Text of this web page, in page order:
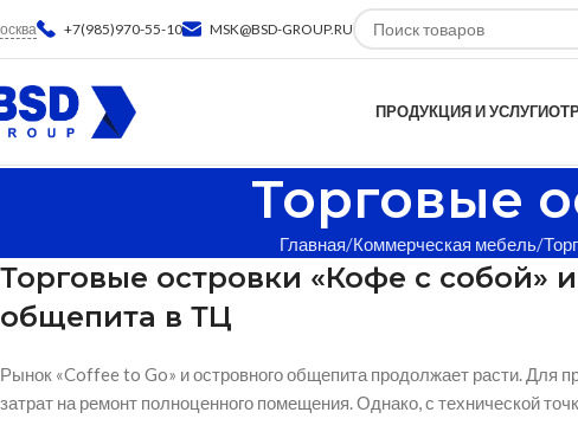
+7(985)970-55-10 MSK@BSD-GROUP.RU
ПРОДУКЦИЯ И УСЛУГИ
Торговые
Главная Коммерческая мебель
Торговые островки «Кофе с собой»
общепита в ТЦ
Рынок «Coffee to Go» и островного общепита продолжает расти. Для
затрат на ремонт полноценного помещения. Однако, с технической